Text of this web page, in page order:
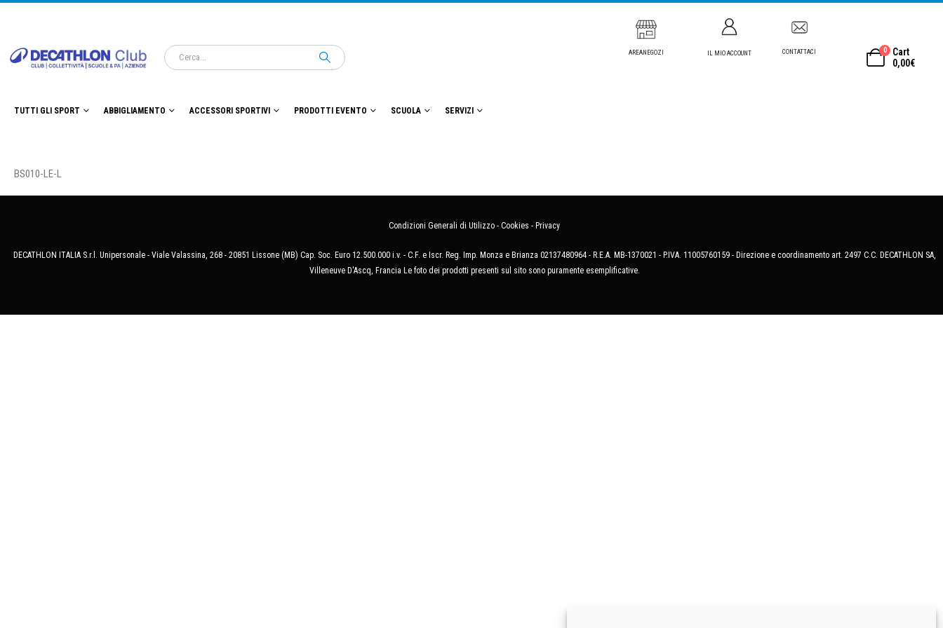
AREANEGOZI IL MIO ACCOUNT CONTATTACI 0
Cart
0,00€
TUTTI GLI SPORT ABBIGLIAMENTO ACCESSORI SPORTIVI PRODOTTI EVENTO SCUOLA SERVIZI
BS010-LE-L
Condizioni Generali di Utilizzo - Cookies - Privacy
DECATHLON ITALIA S.r.l. Unipersonale - Viale Valassina, 268 - 20851 Lissone (MB) Cap. Soc. Euro 12.500.000 i.v. - C.F. e Iscr. Reg. Imp. Monza e Brianza 02137480964 - R.E.A. MB-1370021 - P.IVA. 11005760159 - Direzione e coordinamento art. 2497 C.C. DECATHLON SA,
Villeneuve D'Ascq, Francia Le foto dei prodotti presenti sul sito sono puramente esemplificative.